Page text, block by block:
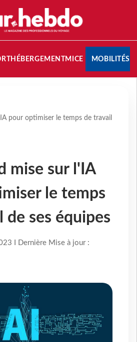
HÉBERGEMENTMICE MOBILITÉS
pour optimiser le temps de travail
mise sur l'IA
le temps
de ses équipes
I Dernière Mise à jour :